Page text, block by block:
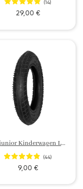
(14)
29,00 €
my junior Kinderwagen Luftreifen Ersatzmäntel
(44)
9,00 €